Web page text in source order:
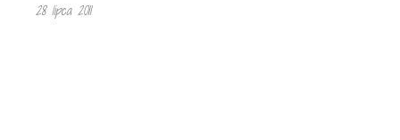
28 lipca 2011